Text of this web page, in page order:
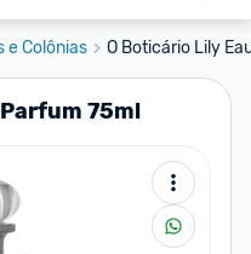
e Colônias O Boticário Lily
75ml